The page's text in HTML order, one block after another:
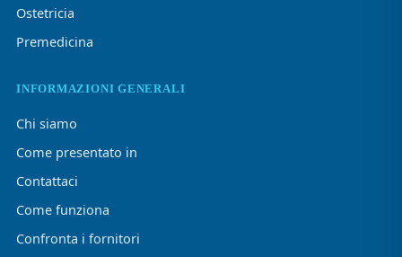
Ostetricia
Premedicina
INFORMAZIONI GENERALI
Chi siamo
Come presentato in
Contattaci
Come funziona
Confronta i fornitori